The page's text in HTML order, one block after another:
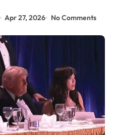
Apr 27, 2026 No Comments